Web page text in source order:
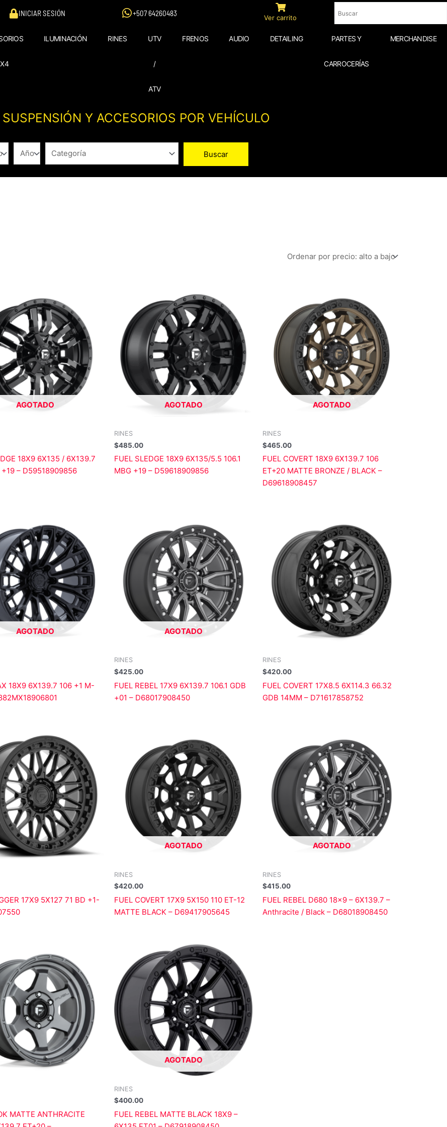
INICIAR SESIÓN +507 64260483
Ver carrito
ILUMINACIÓN RINES UTV
/
ATV
FRENOS AUDIO DETAILING PARTES Y
CARROCERÍAS
MERCHANDISE
Y ACCESORIOS POR VEHÍCULO
AGOTADO
18X9 6X135 / 6X139.7
+19 – D59518909856
AGOTADO
RINES
$485.00
FUEL SLEDGE 18X9 6X135/5.5 106.1
MBG +19 – D59618909856
AGOTADO
RINES
$465.00
FUEL COVERT 18X9 6X139.7 106
ET+20 MATTE BRONZE / BLACK –
D69618908457
AGOTADO
18X9 6X139.7 106 +1 M-
AGOTADO
RINES
$425.00
FUEL REBEL 17X9 6X139.7 106.1 GDB
+01 – D68017908450
RINES
$420.00
FUEL COVERT 17X8.5 6X114.3 66.32
GDB 14MM – D71617858752
17X9 5X127 71 BD +1-
AGOTADO
RINES
$420.00
FUEL COVERT 17X9 5X150 110 ET-12
MATTE BLACK – D69417905645
AGOTADO
RINES
$415.00
FUEL REBEL D680 18×9 – 6X139.7 –
Anthracite / Black – D68018908450
MATTE ANTHRACITE
AGOTADO
RINES
$400.00
FUEL REBEL MATTE BLACK 18X9 –